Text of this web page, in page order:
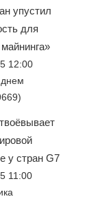
упустил
для
12:00
у стран G7
11:00